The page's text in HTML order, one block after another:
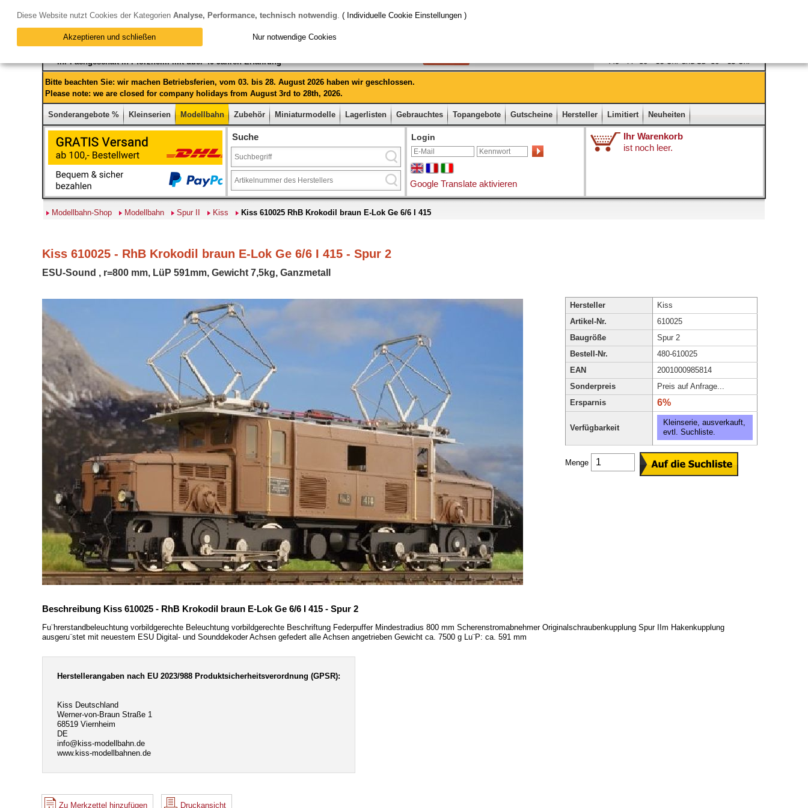
Ihr Fachgeschäft in Pforzheim mit über 40 Jahren Erfahrung
Bitte beachten Sie: wir machen Betriebsferien, vom 03. bis 28. August 2026 haben wir geschlossen.
Please note: we are closed for company holidays from August 3rd to 28th, 2026.
Sonderangebote % Kleinserien Modellbahn Zubehör Miniaturmodelle Lagerlisten Gebrauchtes Topangebote Gutscheine Hersteller Limitiert Neuheiten
Suche Login
Google Translate aktivieren
Ihr Warenkorb
ist noch leer.
Modellbahn-Shop Modellbahn Spur II Kiss Kiss 610025 RhB Krokodil braun E-Lok Ge 6/6 I 415
Kiss 610025 - RhB Krokodil braun E-Lok Ge 6/6 I 415 - Spur 2
ESU-Sound , r=800 mm, LüP 591mm, Gewicht 7,5kg, Ganzmetall
Hersteller
Kiss
Artikel-Nr.
610025
Baugröße
Spur 2
Bestell-Nr.
480-610025
EAN
2001000985814
Sonderpreis
Preis auf Anfrage...
Ersparnis
6%
Verfügbarkeit
Kleinserie, ausverkauft,
evtl. Suchliste.
Menge
Beschreibung Kiss 610025 - RhB Krokodil braun E-Lok Ge 6/6 I 415 - Spur 2
Fu¨hrerstandbeleuchtung vorbildgerechte Beleuchtung vorbildgerechte Beschriftung Federpuffer Mindestradius 800 mm Scherenstromabnehmer Originalschraubenkupplung Spur IIm Hakenkupplung
ausgeru¨stet mit neuestem ESU Digital- und Sounddekoder Achsen gefedert alle Achsen angetrieben Gewicht ca. 7500 g Lu¨P: ca. 591 mm
Herstellerangaben nach EU 2023/988 Produktsicherheitsverordnung (GPSR):
Kiss Deutschland
Werner-von-Braun Straße 1
68519 Viernheim
DE
info@kiss-modellbahn.de
www.kiss-modellbahnen.de
Zu Merkzettel hinzufügen Druckansicht
Diese Website nutzt Cookies der Kategorien Analyse, Performance, technisch notwendig. ( Individuelle Cookie Einstellungen )
Akzeptieren und schließen Nur notwendige Cookies